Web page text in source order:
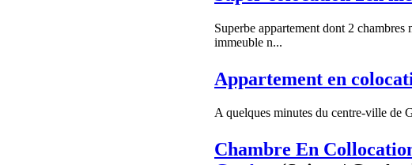
Superbe appartement dont 2
immeuble n...
Appartement en
A quelques minutes du centre-ville de
Chambre En